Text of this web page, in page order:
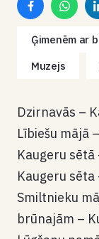
Ģimenēm ar
Muzejs
Dzirnavās –
Lībiešu mājā
Kaugeru
Kaugeru
Smiltnieku
brūnajām –